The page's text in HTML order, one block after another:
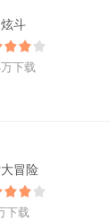
斗
下载
冒险
下载